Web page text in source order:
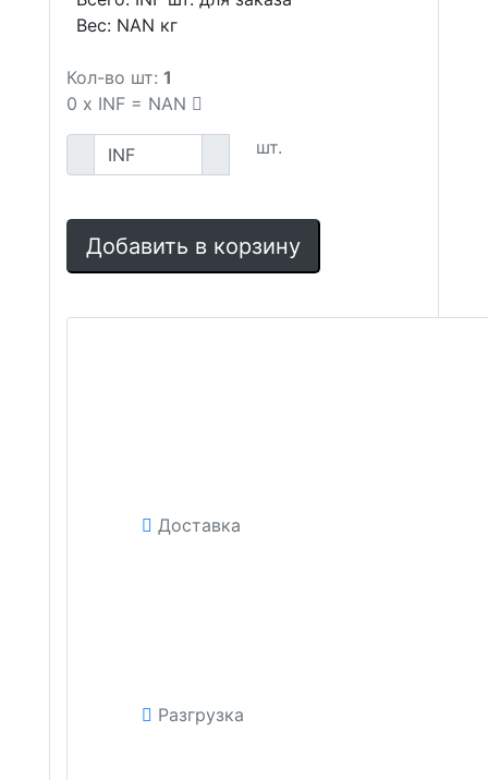
Вес: NAN кг
Кол-во шт: 1
0 x INF = NAN
шт.
Добавить в корзину
Доставка
Разгрузка